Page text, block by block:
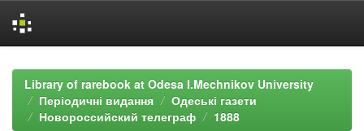
navigationLibrary of rarebook at Odesa I.Mechnikov University
Періодичні видання
Одеські газети
Новороссийский телеграф
1888